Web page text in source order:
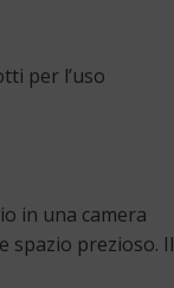
per l’uso
in una camera
spazio prezioso. Il